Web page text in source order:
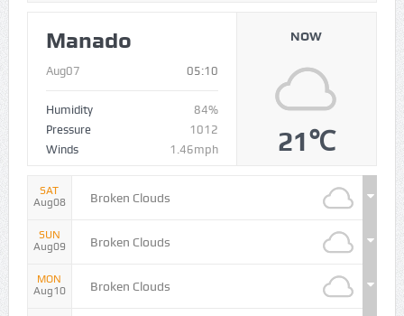
Manado
Aug07 05:10
Humidity
84%
Pressure
1012
Winds
1.46mph
NOW
21℃
SAT
Aug08
Broken Clouds
SUN
Aug09
Broken Clouds
MON
Aug10
Broken Clouds